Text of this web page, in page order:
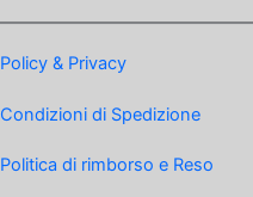
Policy & Privacy
Condizioni di Spedizione
Politica di rimborso e Reso